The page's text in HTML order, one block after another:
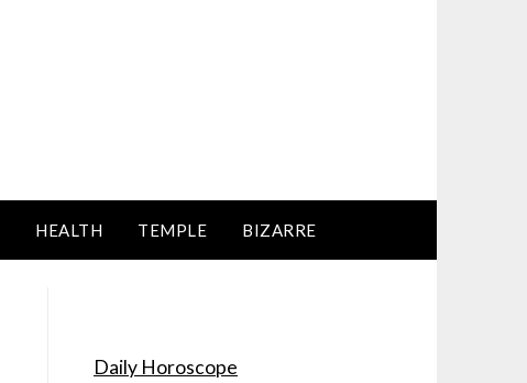
HEALTH TEMPLE BIZARRE
Daily Horoscope